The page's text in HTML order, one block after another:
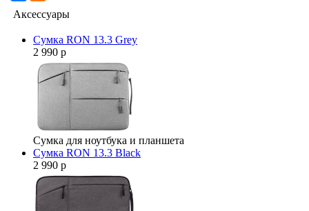
Аксессуары
Сумка RON 13.3 Grey
2 990 р
Сумка для ноутбука и планшета
Сумка RON 13.3 Black
2 990 р